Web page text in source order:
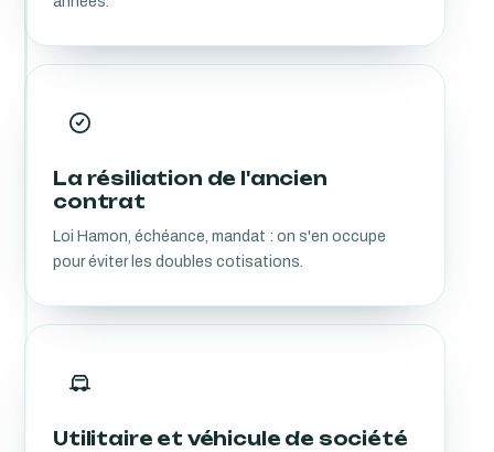
La résiliation de l'ancien
contrat
Loi Hamon, échéance, mandat : on s'en occupe
pour éviter les doubles cotisations.
Utilitaire et véhicule de société